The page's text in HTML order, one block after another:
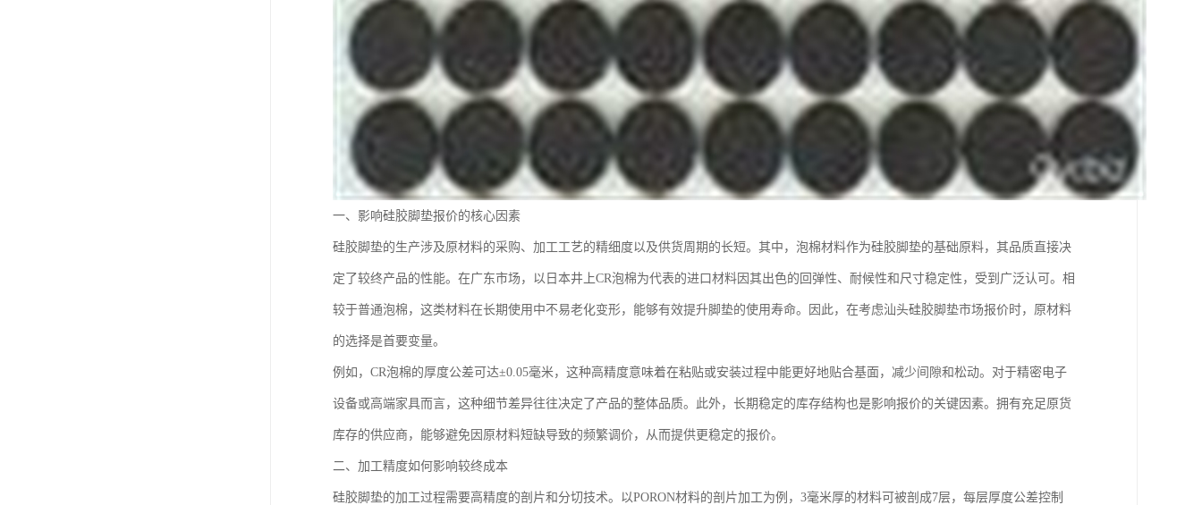
一、影响硅胶脚垫报价的核心因素
硅胶脚垫的生产涉及原材料的采购、加工工艺的精细度以及供货周期的长短。其中，泡棉材料作为硅胶脚垫的基础原料，其品质直接决
定了较终产品的性能。在广东市场，以日本井上CR泡棉为代表的进口材料因其出色的回弹性、耐候性和尺寸稳定性，受到广泛认可。相
较于普通泡棉，这类材料在长期使用中不易老化变形，能够有效提升脚垫的使用寿命。因此，在考虑汕头硅胶脚垫市场报价时，原材料
的选择是首要变量。
例如，CR泡棉的厚度公差可达±0.05毫米，这种高精度意味着在粘贴或安装过程中能更好地贴合基面，减少间隙和松动。对于精密电子
设备或高端家具而言，这种细节差异往往决定了产品的整体品质。此外，长期稳定的库存结构也是影响报价的关键因素。拥有充足原货
库存的供应商，能够避免因原材料短缺导致的频繁调价，从而提供更稳定的报价。
二、加工精度如何影响较终成本
硅胶脚垫的加工过程需要高精度的剖片和分切技术。以PORON材料的剖片加工为例，3毫米厚的材料可被剖成7层，每层厚度公差控制